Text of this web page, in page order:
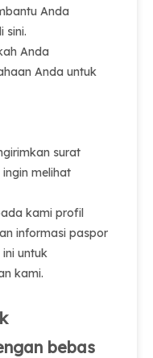
Anda
sini.
Anda
Anda untuk
surat
melihat
kami profil
informasi paspor
untuk
kami.
bebas